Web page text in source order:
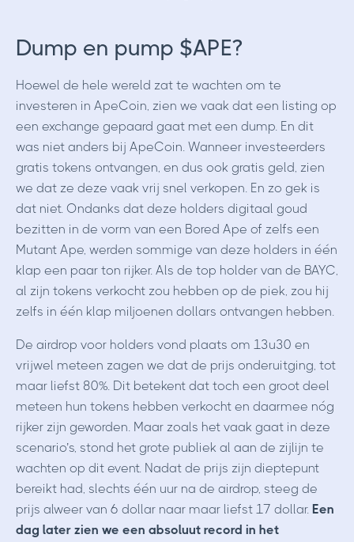
Dump en pump $APE?
Hoewel de hele wereld zat te wachten om te
investeren in ApeCoin, zien we vaak dat een listing op
een exchange gepaard gaat met een dump. En dit
was niet anders bij ApeCoin. Wanneer investeerders
gratis tokens ontvangen, en dus ook gratis geld, zien
we dat ze deze vaak vrij snel verkopen. En zo gek is
dat niet. Ondanks dat deze holders digitaal goud
bezitten in de vorm van een Bored Ape of zelfs een
Mutant Ape, werden sommige van deze holders in één
klap een paar ton rijker. Als de top holder van de BAYC,
al zijn tokens verkocht zou hebben op de piek, zou hij
zelfs in één klap miljoenen dollars ontvangen hebben.
De airdrop voor holders vond plaats om 13u30 en
vrijwel meteen zagen we dat de prijs onderuitging, tot
maar liefst 80%. Dit betekent dat toch een groot deel
meteen hun tokens hebben verkocht en daarmee nóg
rijker zijn geworden. Maar zoals het vaak gaat in deze
scenario’s, stond het grote publiek al aan de zijlijn te
wachten op dit event. Nadat de prijs zijn dieptepunt
bereikt had, slechts één uur na de airdrop, steeg de
prijs alweer van 6 dollar naar maar liefst 17 dollar. Een
dag later zien we een absoluut record in het